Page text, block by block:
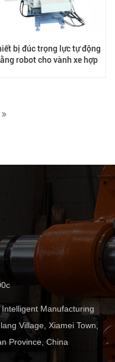
bị đúc trọng lực tự động
robot cho vành xe hợp
Manufacturing
Village, Xiamei Town,
Province, China